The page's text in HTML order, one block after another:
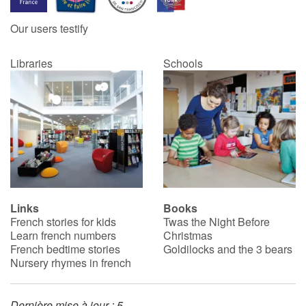
Catalogue anglais
Contraste +
Help
Home
Family
Schools
Libraries
Our users testify
Libraries Schools
Links
French stories for kids
Learn french numbers
French bedtime stories
Nursery rhymes in french
Books
Twas the Night Before
Christmas
Goldilocks and the 3 bears